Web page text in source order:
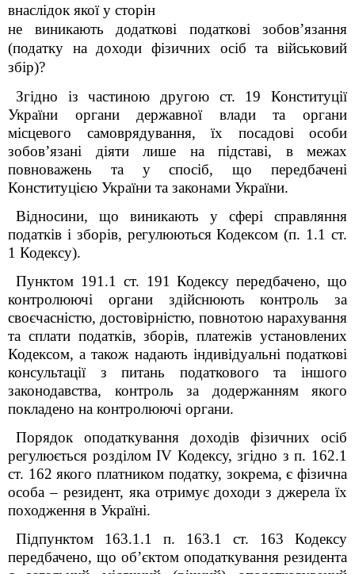
внаслідок якої у сторін
не виникають додаткові податкові зобов’язання
(податку на доходи фізичних осіб та військовий
збір)?
Згідно із частиною другою ст. 19 Конституції
України органи державної влади та органи
місцевого самоврядування, їх посадові особи
зобов’язані діяти лише на підставі, в межах
повноважень та у спосіб, що передбачені
Конституцією України та законами України.
Відносини, що виникають у сфері справляння
податків і зборів, регулюютьсяКодексом (п. 1.1 ст.
1 Кодексу).
Пунктом 191 .1 ст. 191 Кодексу передбачено, що
контролюючі органи здійснюють контроль за
своєчасністю, достовірністю, повнотою нарахування
та сплати податків, зборів, платежів установлених
Кодексом, а також надають індивідуальні податкові
консультації з питань податкового та іншого
законодавства, контроль за додержанням якого
покладено на контролюючі органи.
Порядок оподаткування доходів фізичних осіб
регулюється розділом ІV Кодексу, згідно з п. 162.1
ст. 162 якого платником податку, зокрема, є фізична
особа – резидент, яка отримує доходи з джерела їх
походження в Україні.
Підпунктом 163.1.1 п. 163.1 ст. 163 Кодексу
передбачено, що об’єктом оподаткування резидента